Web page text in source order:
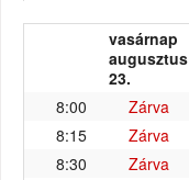
vasárnap
augusztus
23.
8:00
Zárva
8:15
Zárva
8:30
Zárva